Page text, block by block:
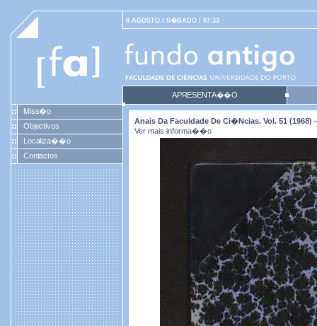
8 AGOSTO / S�BADO / 07:33
APRESENTA��O
Miss�o
Objectivos
Localiza��o
Contactos
Anais Da Faculdade De Ci�ncias. Vol. 51 (1968)
Ver mais informa��o